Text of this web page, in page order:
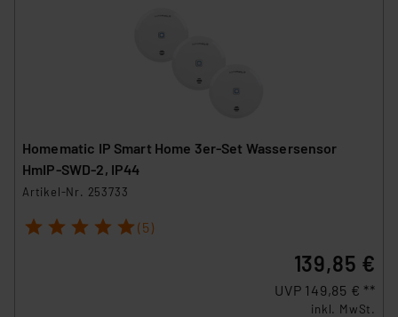
Homematic IP Smart Home 3er-Set Wassersensor
HmIP-SWD-2, IP44
Artikel-Nr. 253733
1 2 3 4 5 (5)
139,85 €
UVP 149,85 € **
inkl. MwSt.